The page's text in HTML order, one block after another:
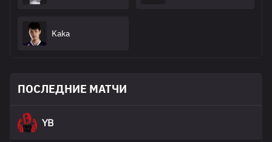
Kaka
ПОСЛЕДНИЕ МАТЧИ
YB